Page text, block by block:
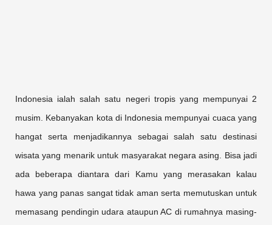
Indonesia ialah salah satu negeri tropis yang mempunyai 2
musim. Kebanyakan kota di Indonesia mempunyai cuaca yang
hangat serta menjadikannya sebagai salah satu destinasi
wisata yang menarik untuk masyarakat negara asing. Bisa jadi
ada beberapa diantara dari Kamu yang merasakan kalau
hawa yang panas sangat tidak aman serta memutuskan untuk
memasang pendingin udara ataupun AC di rumahnya masing-